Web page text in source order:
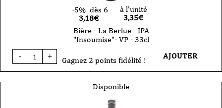
-5% dès 6
3,18€
à l'unité
3,35€
Bière - La Berlue - IPA
"Insoumise"- VP - 33cl
-
quantité
de
La
+ Gagnez 2 points fidélité ! AJOUTER
Disponible